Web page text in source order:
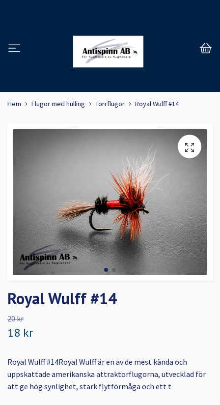
Hem Flugor med hulling Torrflugor Royal Wulff #14
Royal Wulff #14
20 kr
18 kr
Royal Wulff #14Royal Wulff är en av de mest kända och
uppskattade amerikanska attraktorflugorna, utvecklad för
att ge hög synlighet, stark flytförmåga och ett t